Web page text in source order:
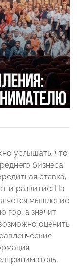
услышать, что
бизнеса
ставка,
и развитие. На
мышление
гор, а значит
оценить